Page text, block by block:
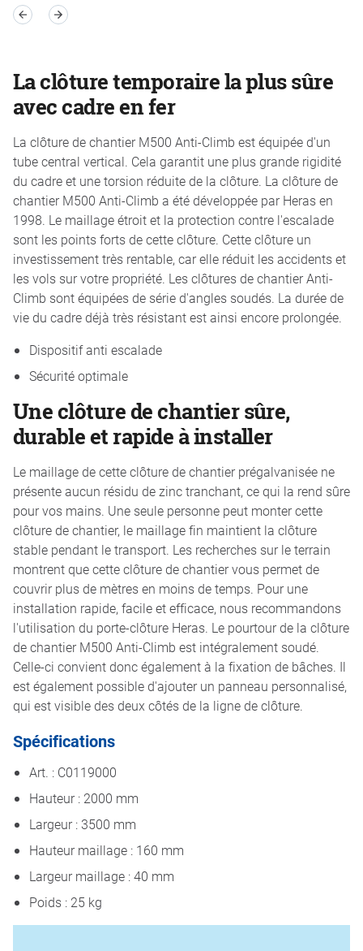
La clôture temporaire la plus sûre
avec cadre en fer
La clôture de chantier M500 Anti-Climb est équipée d'un
tube central vertical. Cela garantit une plus grande rigidité
du cadre et une torsion réduite de la clôture. La clôture de
chantier M500 Anti-Climb a été développée par Heras en
1998. Le maillage étroit et la protection contre l'escalade
sont les points forts de cette clôture. Cette clôture un
investissement très rentable, car elle réduit les accidents et
les vols sur votre propriété. Les clôtures de chantier Anti-
Climb sont équipées de série d'angles soudés. La durée de
vie du cadre déjà très résistant est ainsi encore prolongée.
Dispositif anti escalade
Sécurité optimale
Une clôture de chantier sûre,
durable et rapide à installer
Le maillage de cette clôture de chantier prégalvanisée ne
présente aucun résidu de zinc tranchant, ce qui la rend sûre
pour vos mains. Une seule personne peut monter cette
clôture de chantier, le maillage fin maintient la clôture
stable pendant le transport. Les recherches sur le terrain
montrent que cette clôture de chantier vous permet de
couvrir plus de mètres en moins de temps. Pour une
installation rapide, facile et efficace, nous recommandons
l'utilisation du porte-clôture Heras. Le pourtour de la clôture
de chantier M500 Anti-Climb est intégralement soudé.
Celle-ci convient donc également à la fixation de bâches. Il
est également possible d'ajouter un panneau personnalisé,
qui est visible des deux côtés de la ligne de clôture.
Spécifications
Art. : C0119000
Hauteur : 2000 mm
Largeur : 3500 mm
Hauteur maillage : 160 mm
Largeur maillage : 40 mm
Poids : 25 kg